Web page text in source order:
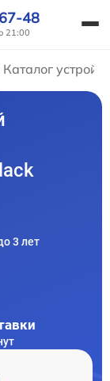
48
21:00
Каталог
3 лет